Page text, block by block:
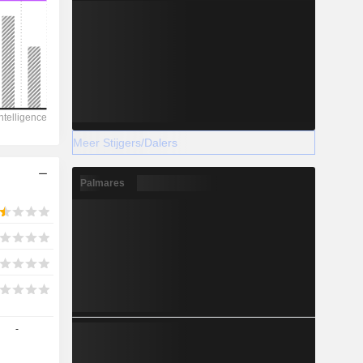
2028
1.137
2028
-
Meer Stijgers/Dalers
Palmares